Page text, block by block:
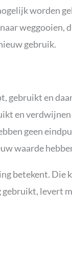
worden
weggooien,
gebruik.
gebruikt en
en verdwijnen
geen
waarde
betekent. Die
gebruikt, levert